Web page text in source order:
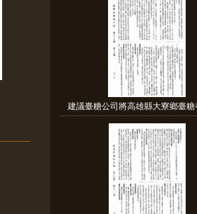
建議臺糖公司將高雄縣大寮鄉臺糖